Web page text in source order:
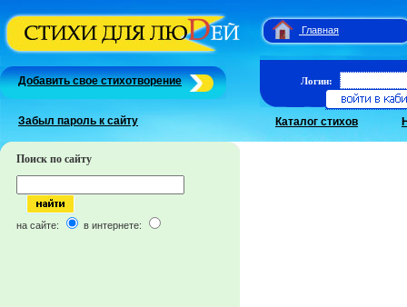
Главная
Добавить свое стихотворение
Забыл пароль к сайту
Логин:
Каталог стихов
Поиск по сайту
на сайте: в интернете: